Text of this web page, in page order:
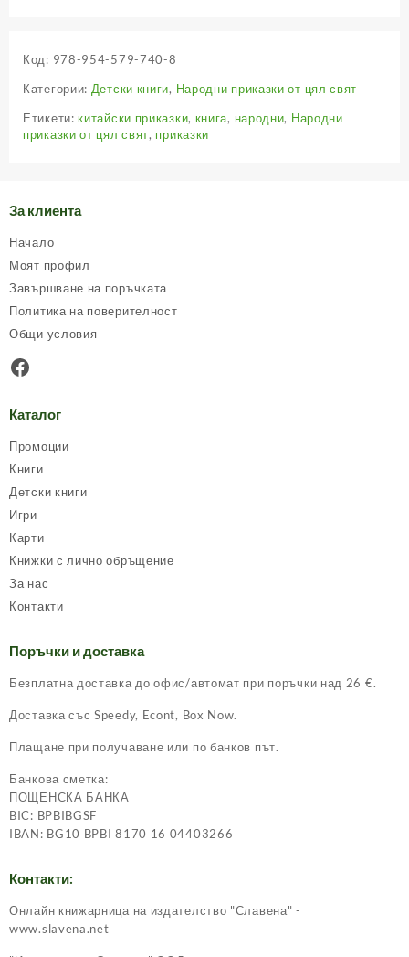
Код: 978-954-579-740-8
Категории: Детски книги, Народни приказки от цял свят
Етикети:китайски приказки, книга, народни, Народни
приказки от цял свят, приказки
За клиента
Начало
Моят профил
Завършване на поръчката
Политика на поверителност
Общи условия
Facebook
Каталог
Промоции
Книги
Детски книги
Игри
Карти
Книжки с лично обръщение
За нас
Контакти
Поръчки и доставка
Безплатна доставка до офис/автомат при поръчки над 26 €.
Доставка със Speedy, Econt, Box Now.
Плащане при получаване или по банков път.
Банкова сметка:
ПОЩЕНСКА БАНКА
BIC: BPBIBGSF
IBAN: BG10 BPBI 8170 16 04403266
Контакти:
Онлайн книжарница на издателство "Славена" -
www.slavena.net